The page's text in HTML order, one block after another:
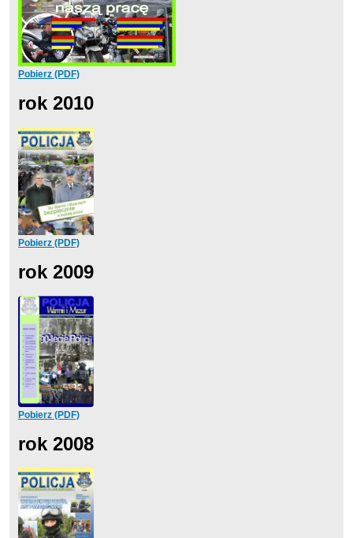
Pobierz (PDF)
rok 2010
Pobierz (PDF)
rok 2009
Pobierz (PDF)
rok 2008